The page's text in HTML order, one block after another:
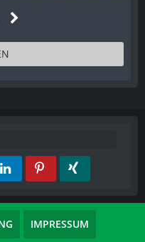
IMPRESSUM